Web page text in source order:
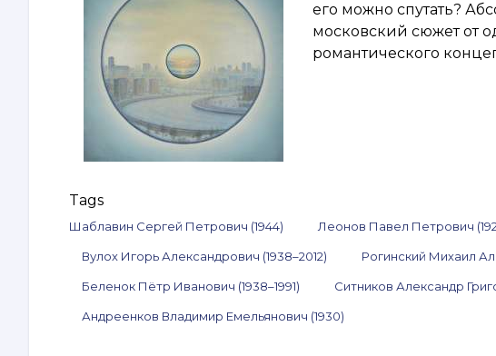
его можно спутать?
московский сюжет от
романтического
Tags
Шаблавин Сергей Петрович (1944) Леонов Павел Петрович
Вулох Игорь Александрович (1938–2012) Рогинский Михаил
Беленок Пётр Иванович (1938–1991) Ситников Александр
Андреенков Владимир Емельянович (1930)